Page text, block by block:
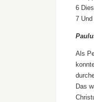
6
7
Als
Das